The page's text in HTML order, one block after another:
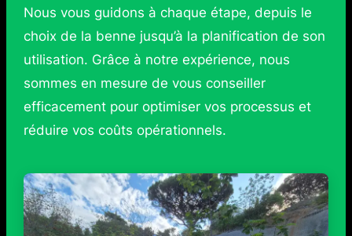
Nous vous guidons à chaque étape, depuis le
choix de la benne jusqu’à la planification de son
utilisation. Grâce à notre expérience, nous
sommes en mesure de vous conseiller
efficacement pour optimiser vos processus et
réduire vos coûts opérationnels.